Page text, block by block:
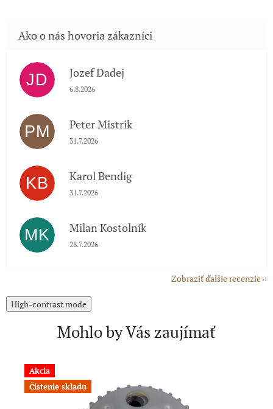
JD Jozef Dadej
Hodnotenie obchodu je 5 z 5 hviezdičiek.
6.8.2026
PM Peter Mistrik
Hodnotenie obchodu je 5 z 5 hviezdičiek.
31.7.2026
KB Karol Bendig
Hodnotenie obchodu je 5 z 5 hviezdičiek.
31.7.2026
MK Milan Kostolník
Hodnotenie obchodu je 5 z 5 hviezdičiek.
28.7.2026
Zobraziť ďalšie recenzie
High-contrast mode
Mohlo by Vás zaujímať
Akcia
Čistenie skladu